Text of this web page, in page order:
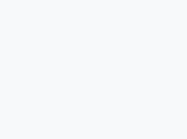
EaseUS Vocal Remover 免費
3 個超值 MHN 飛人工具分享
小體積 40000mAh 超大容量 一
97.3% 恢復率，資料救援就是